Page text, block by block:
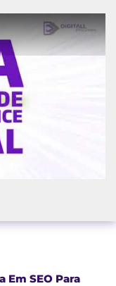
Marketing Google
SEO Para